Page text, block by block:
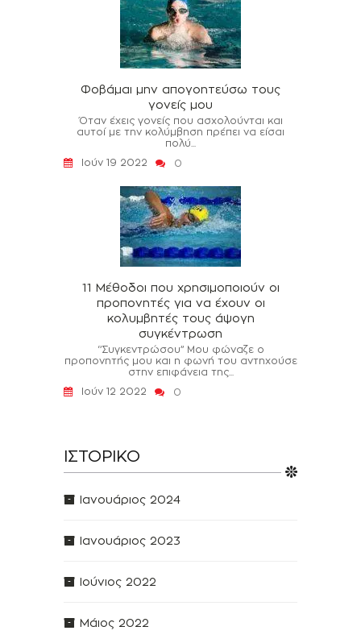
Φοβάμαι μην απογοητεύσω τους
γονείς μου
Όταν έχεις γονείς που ασχολούνται και
αυτοί με την κολύμβηση πρέπει να είσαι
πολύ...
Ιούν 19 2022
0
11 Μέθοδοι που χρησιμοποιούν οι
προπονητές για να έχουν οι
κολυμβητές τους άψογη
συγκέντρωση
‘’Συγκεντρώσου’’ Μου φώναζε ο
προπονητής μου και η φωνή του αντηχούσε
στην επιφάνεια της...
Ιούν 12 2022
0
ΙΣΤΟΡΙΚΌ
Ιανουάριος 2024
Ιανουάριος 2023
Ιούνιος 2022
Μάιος 2022